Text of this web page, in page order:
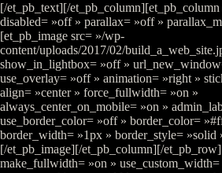
[/et_pb_text][/et_pb_column][et_pb_column
disabled= »off » parallax= »off »
[et_pb_image src= »/wp-
content/uploads/2017/02/
show_in_lightbox= »off »
use_overlay= »off » animation= »right »
align= »center » force_fullwidth= »on »
always_center_on_mobile= »on »
use_border_color= »off » border_color=
border_width= »1px » border_style= »solid
[/et_pb_image][/et_pb_column][/
make_fullwidth= »on »